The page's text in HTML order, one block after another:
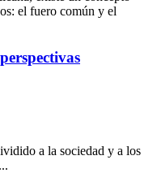
el fuero común y el
a la sociedad y a los